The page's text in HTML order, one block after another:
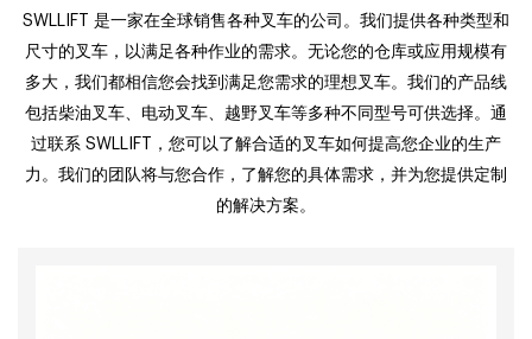
SWLLIFT 是一家在全球销售各种叉车的公司。我们提供各种类型和
尺寸的叉车，以满足各种作业的需求。无论您的仓库或应用规模有
多大，我们都相信您会找到满足您需求的理想叉车。我们的产品线
包括柴油叉车、电动叉车、越野叉车等多种不同型号可供选择。通
过联系 SWLLIFT，您可以了解合适的叉车如何提高您企业的生产
力。我们的团队将与您合作，了解您的具体需求，并为您提供定制
的解决方案。